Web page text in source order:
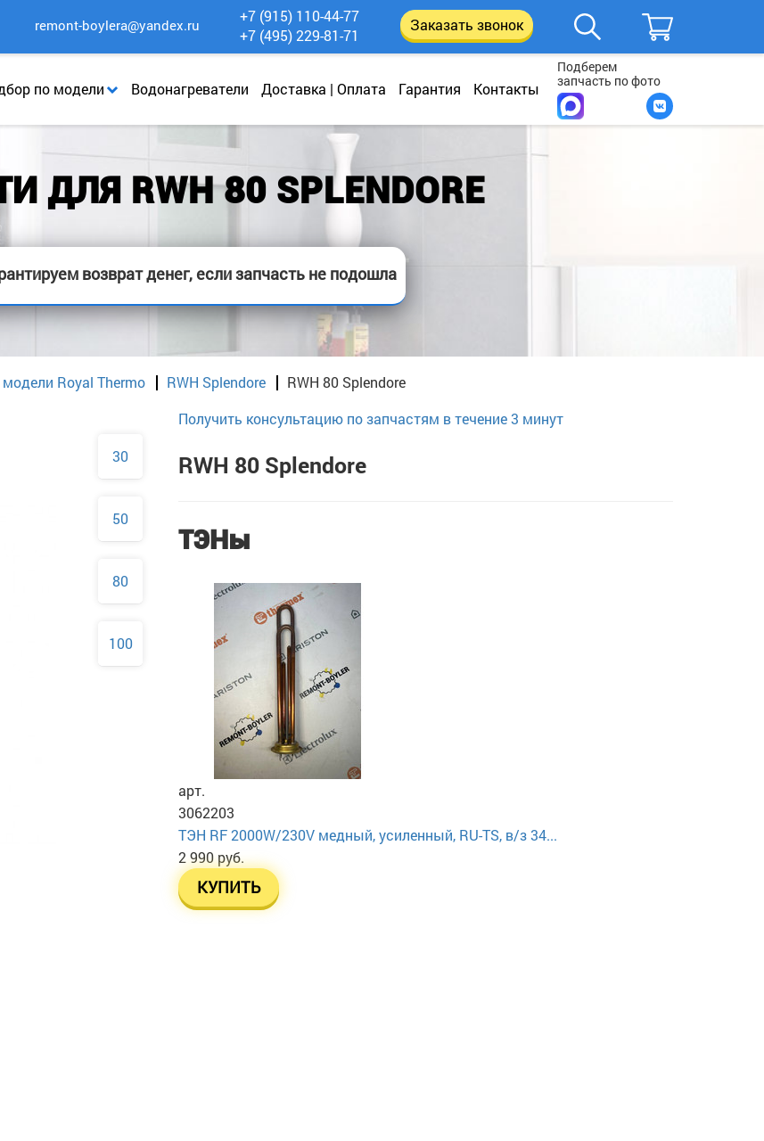
по модели Водонагреватели Доставка | Оплата Гарантия Контакты
Подберем
запчасть по фото
remont-boylera@yandex.ru
+7 (915) 110-44-77
+7 (495) 229-81-71
Заказать звонок
ДЛЯ RWH 80 SPLENDORE
возврат денег, если запчасть не подошла
Royal Thermo RWH Splendore RWH 80 Splendore
30
50
80
100
Получить консультацию по запчастям в течение 3 минут
RWH 80 Splendore
ТЭНы
арт.
3062203
ТЭН RF 2000W/230V медный, усиленный, RU-TS, в/з 34...
2 990 руб.
КУПИТЬ